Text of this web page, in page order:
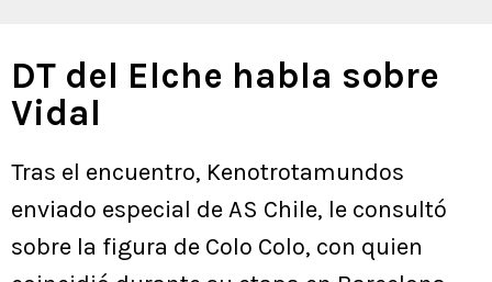
DT del Elche habla sobre
Vidal
Tras el encuentro, Kenotrotamundos
enviado especial de AS Chile, le consultó
sobre la figura de Colo Colo, con quien